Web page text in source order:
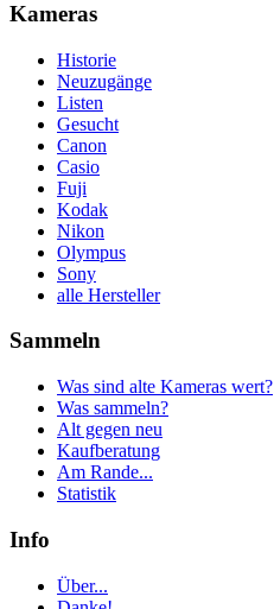
Kameras
Historie
Neuzugänge
Listen
Gesucht
Canon
Casio
Fuji
Kodak
Nikon
Olympus
Sony
alle Hersteller
Sammeln
Was sind alte Kameras wert?
Was sammeln?
Alt gegen neu
Kaufberatung
Am Rande...
Statistik
Info
Über...